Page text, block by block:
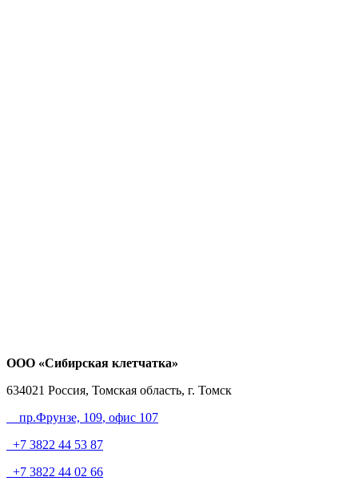
ООО «Сибирская клетчатка»
634021 Россия, Томская область, г. Томск
пр.Фрунзе, 109, офис 107
+7 3822 44 53 87
+7 3822 44 02 66